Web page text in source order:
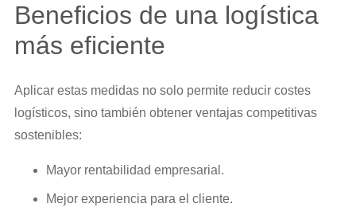
Beneficios de una logística
más eficiente
Aplicar estas medidas no solo permite reducir costes
logísticos, sino también obtener ventajas competitivas
sostenibles:
Mayor rentabilidad empresarial.
Mejor experiencia para el cliente.